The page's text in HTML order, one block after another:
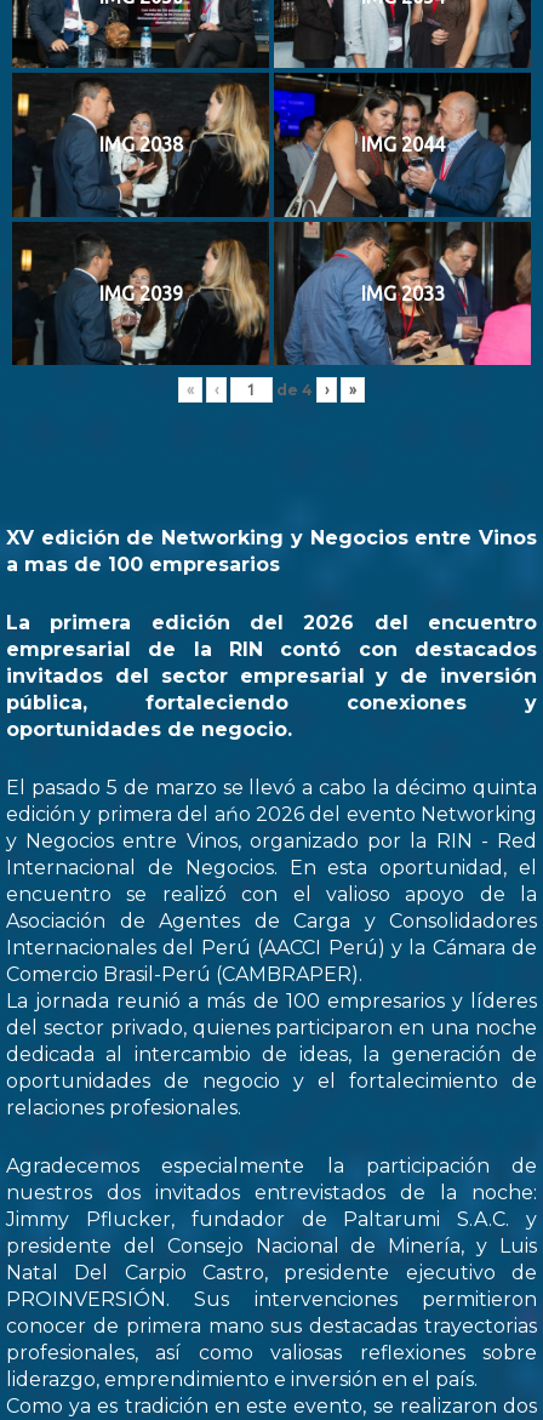
IMG 2038 IMG 2044
IMG 2039 IMG 2033
« ‹ de 4 › »
XV edición de Networking y Negocios entre Vinos
a mas de 100 empresarios
La primera edición del 2026 del encuentro
empresarial de la RIN contó con destacados
invitados del sector empresarial y de inversión
pública, fortaleciendo conexiones y
oportunidades de negocio.
El pasado 5 de marzo se llevó a cabo la décimo quinta
edición y primera del ańo 2026 del evento Networking
y Negocios entre Vinos, organizado por la RIN - Red
Internacional de Negocios. En esta oportunidad, el
encuentro se realizó con el valioso apoyo de la
Asociación de Agentes de Carga y Consolidadores
Internacionales del Perú (AACCI Perú) y la Cámara de
Comercio Brasil-Perú (CAMBRAPER).
La jornada reunió a más de 100 empresarios y líderes
del sector privado, quienes participaron en una noche
dedicada al intercambio de ideas, la generación de
oportunidades de negocio y el fortalecimiento de
relaciones profesionales.
Agradecemos especialmente la participación de
nuestros dos invitados entrevistados de la noche:
Jimmy Pflucker, fundador de Paltarumi S.A.C. y
presidente del Consejo Nacional de Minería, y Luis
Natal Del Carpio Castro, presidente ejecutivo de
PROINVERSIÓN. Sus intervenciones permitieron
conocer de primera mano sus destacadas trayectorias
profesionales, así como valiosas reflexiones sobre
liderazgo, emprendimiento e inversión en el país.
Como ya es tradición en este evento, se realizaron dos